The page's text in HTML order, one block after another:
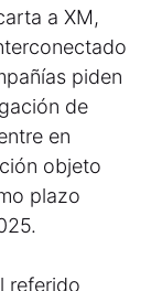
a XM,
piden
de
en
objeto
plazo
referido